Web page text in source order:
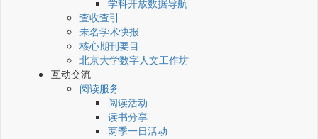
学科开放数据导航
查收查引
未名学术快报
核心期刊要目
北京大学数字人文工作坊
互动交流
阅读服务
阅读活动
读书分享
两季一日活动